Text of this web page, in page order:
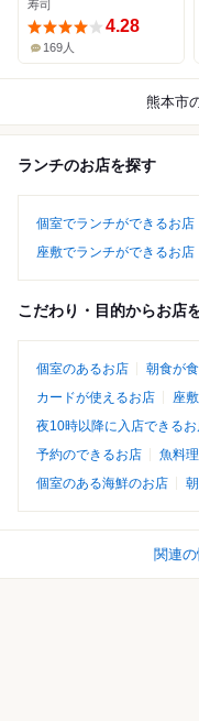
寿司
4.28
169人
熊本市
ランチのお店を探す
個室でランチができるお店
座敷でランチができるお店
こだわり・目的からお店
個室のあるお店 朝食が
カードが使えるお店
座
夜10時以降に入店できる
予約のできるお店
魚料
個室のある海鮮のお店
関連